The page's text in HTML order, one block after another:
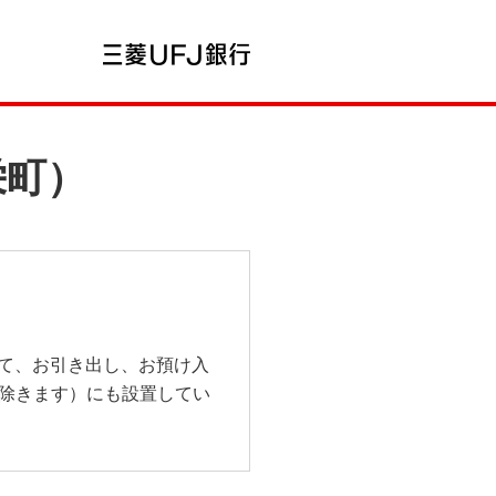
）
、お引き出し、お預け入
きます）にも設置してい